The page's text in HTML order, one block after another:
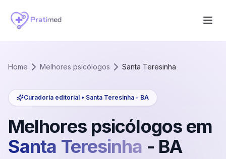
Home Melhores psicólogos Santa Teresinha
Curadoria editorial • Santa Teresinha - BA
Melhores psicólogos em
Santa Teresinha - BA